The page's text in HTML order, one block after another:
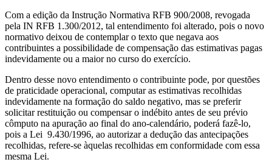
Com a edição da Instrução Normativa RFB 900/2008, revogada
pela IN RFB 1.300/2012, tal entendimento foi alterado, pois o novo
normativo deixou de contemplar o texto que negava aos
contribuintes a possibilidade de compensação das estimativas pagas
indevidamente ou a maior no curso do exercício.
Dentro desse novo entendimento o contribuinte pode, por questões
de praticidade operacional, computar as estimativas recolhidas
indevidamente na formação do saldo negativo, mas se preferir
solicitar restituição ou compensar o indébito antes de seu prévio
cômputo na apuração ao final do ano-calendário, poderá fazê-lo,
pois a Lei 9.430/1996, ao autorizar a dedução das antecipações
recolhidas, refere-se àquelas recolhidas em conformidade com essa
mesma Lei.